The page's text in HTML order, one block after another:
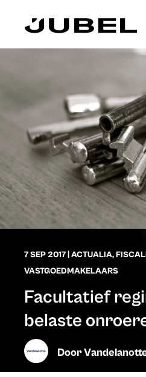
7 SEP 2017|ACTUALIA,
VASTGOEDMAKELAARS
Facultatief
belaste
Door